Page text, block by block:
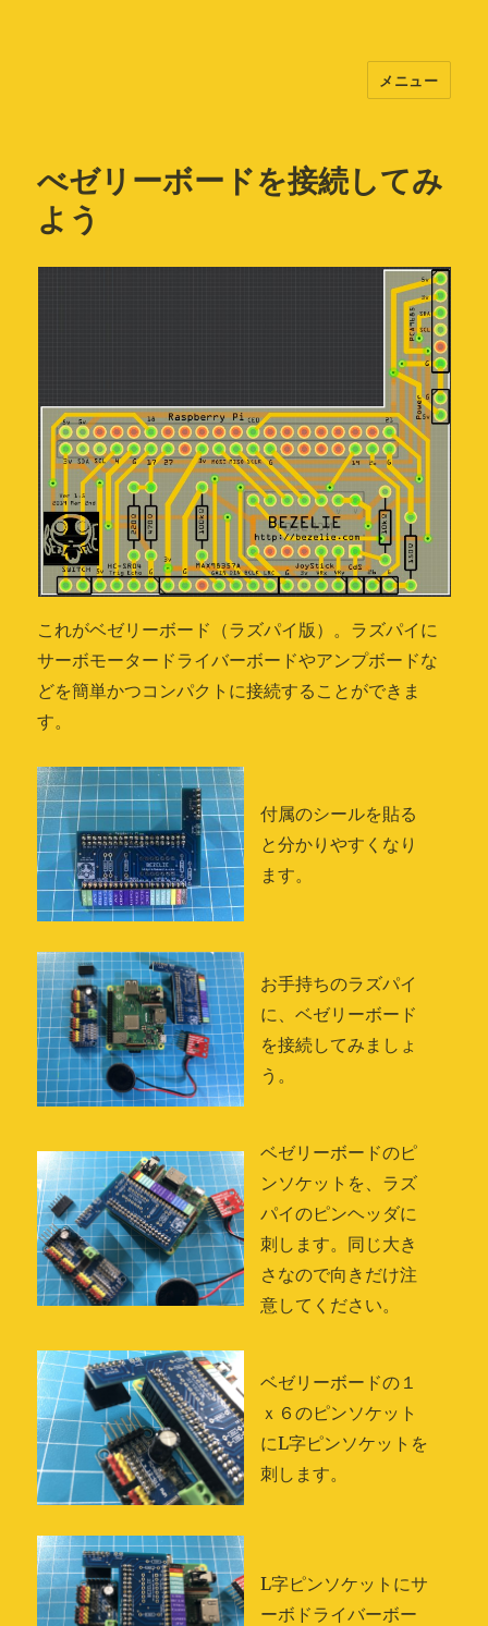
べゼリー「ラズパイ基本キット」
メニュー
べゼリーボードを接続してみ
よう
これがベゼリーボード（ラズパイ版）。ラズパイに
サーボモータードライバーボードやアンプボードな
どを簡単かつコンパクトに接続することができま
す。
付属のシールを貼る
と分かりやすくなり
ます。
お手持ちのラズパイ
に、ベゼリーボード
を接続してみましょ
う。
ベゼリーボードのピ
ンソケットを、ラズ
パイのピンヘッダに
刺します。同じ大き
さなので向きだけ注
意してください。
ベゼリーボードの１
ｘ６のピンソケット
にL字ピンソケットを
刺します。
L字ピンソケットにサ
ーボドライバーボー